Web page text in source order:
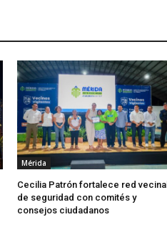
Mérida
Cecilia Patrón fortalece red vecinal
de seguridad con comités y
consejos ciudadanos